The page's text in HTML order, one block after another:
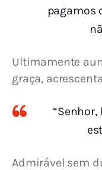
pagamos
Ultimamente
graça,
Admirável sem